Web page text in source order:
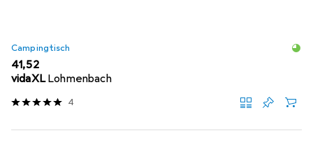
Campingtisch
EUR
41,52
vidaXL Lohmenbach
4